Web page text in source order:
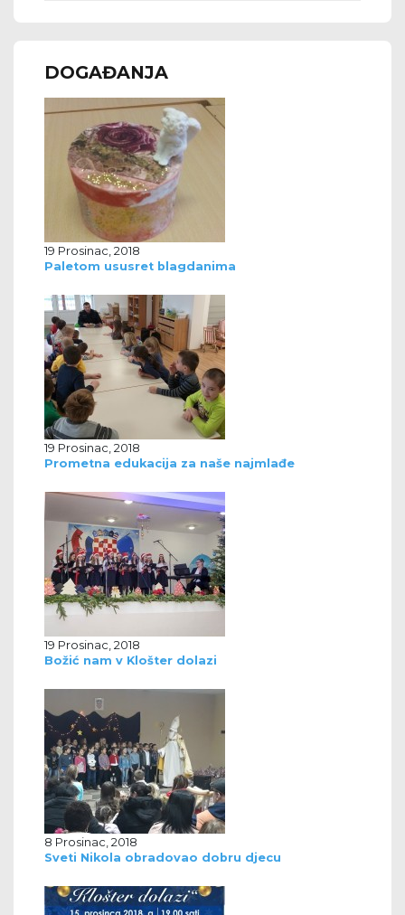
DOGAĐANJA
19 Prosinac, 2018
Paletom ususret blagdanima
19 Prosinac, 2018
Prometna edukacija za naše najmlađe
19 Prosinac, 2018
Božić nam v Klošter dolazi
8 Prosinac, 2018
Sveti Nikola obradovao dobru djecu